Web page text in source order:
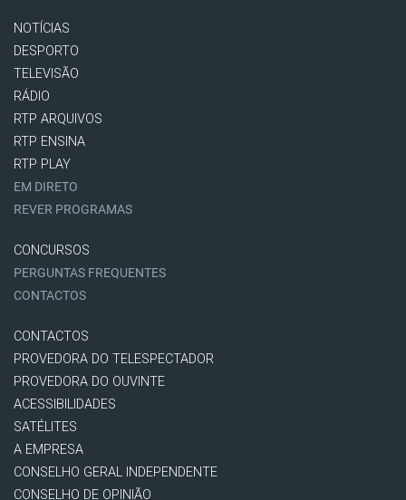
NOTÍCIAS
DESPORTO
TELEVISÃO
RÁDIO
RTP ARQUIVOS
RTP ENSINA
RTP PLAY
EM DIRETO
REVER PROGRAMAS
CONCURSOS
PERGUNTAS FREQUENTES
CONTACTOS
CONTACTOS
PROVEDORA DO TELESPECTADOR
PROVEDORA DO OUVINTE
ACESSIBILIDADES
SATÉLITES
A EMPRESA
CONSELHO GERAL INDEPENDENTE
CONSELHO DE OPINIÃO